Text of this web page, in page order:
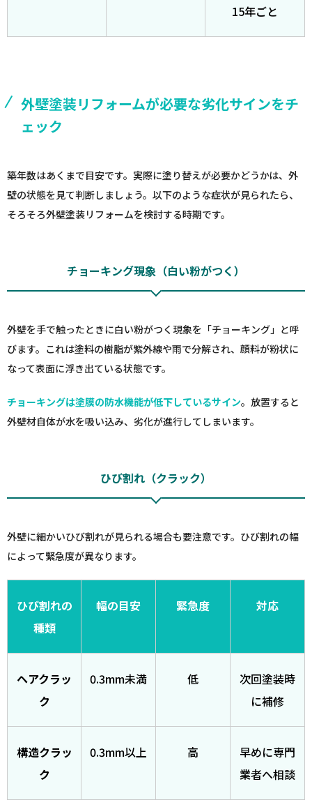
15年ごと
外壁塗装リフォームが必要な劣化サインをチ
ェック
築年数はあくまで目安です。実際に塗り替えが必要かどうかは、外
壁の状態を見て判断しましょう。以下のような症状が見られたら、
そろそろ外壁塗装リフォームを検討する時期です。
チョーキング現象（白い粉がつく）
外壁を手で触ったときに白い粉がつく現象を「チョーキング」と呼
びます。これは塗料の樹脂が紫外線や雨で分解され、顔料が粉状に
なって表面に浮き出ている状態です。
チョーキングは塗膜の防水機能が低下しているサイン。放置すると
外壁材自体が水を吸い込み、劣化が進行してしまいます。
ひび割れ（クラック）
外壁に細かいひび割れが見られる場合も要注意です。ひび割れの幅
によって緊急度が異なります。
ひび割れの
種類
幅の目安 緊急度 対応
ヘアクラッ
ク
0.3mm未満 低
次回塗装時
に補修
構造クラッ
ク
0.3mm以上 高
早めに専門
業者へ相談